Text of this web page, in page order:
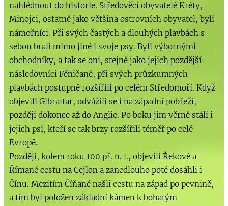
nahlédnout do historie. Středověcí obyvatelé Kréty,
Minojci, ostatně jako většina ostrovních obyvatel, byli
námořníci. Při svých častých a dlouhých plavbách s
sebou brali mimo jiné i svoje psy. Byli výbornými
obchodníky, a tak se oni, stejně jako jejich pozdější
následovníci Féničané, při svých průzkumných
plavbách postupně rozšířili po celém Středomoří. Když
objevili Gibraltar, odvážili se i na západní pobřeží,
později dokonce až do Anglie. Po boku jim věrně stáli i
jejich psi, kteří se tak brzy rozšířili téměř po celé
Evropě.
Později, kolem roku 100 př. n. l., objevili Řekové a
Římané cestu na Cejlon a zanedlouho poté dosáhli i
Čínu. Mezitím Číňané našli cestu na západ po pevnině,
a tím byl položen základní kámen k bohatým